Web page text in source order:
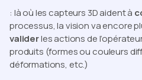
: là où les capteurs 3D aident à
processus, la vision va encore
validerles actions de
produits (formes ou couleurs
déformations, etc.)